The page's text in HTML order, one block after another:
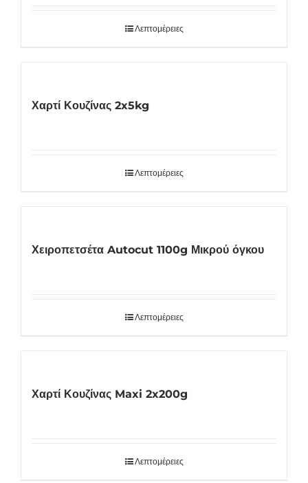
Λεπτομέρειες
Χαρτί Κουζίνας 2x5kg
Λεπτομέρειες
Χειροπετσέτα Autocut 1100g Μικρού όγκου
Λεπτομέρειες
Χαρτί Κουζίνας Maxi 2x200g
Λεπτομέρειες